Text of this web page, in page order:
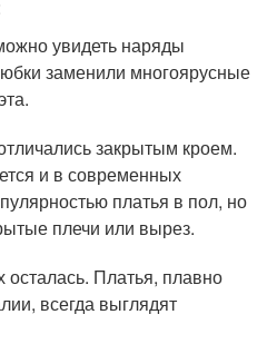
увидеть наряды
заменили многоярусные
закрытым кроем.
и в современных
платья в пол, но
плечи или вырез.
осталась. Платья, плавно
всегда выглядят